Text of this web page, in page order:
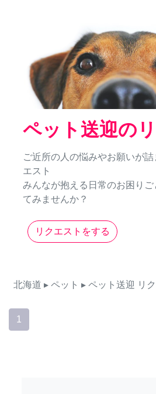
ペット送迎の
ご近所の人の悩みやお願いが
エスト
みんなが抱える日常のお困り
てみませんか？
リクエストをする
北海道 ▸ ペット ▸ ペット送迎 リ
1